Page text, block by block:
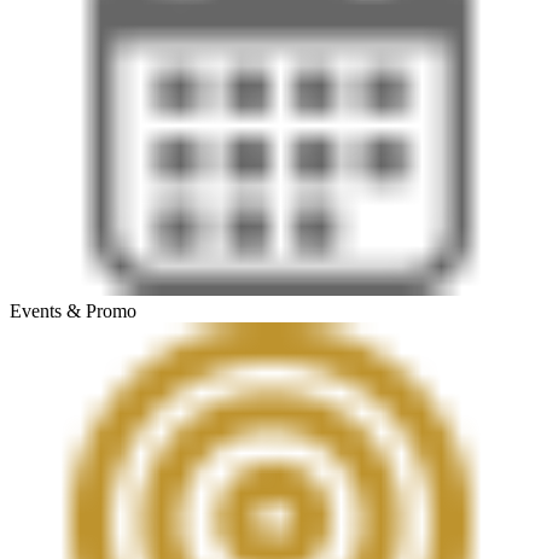
Events & Promo